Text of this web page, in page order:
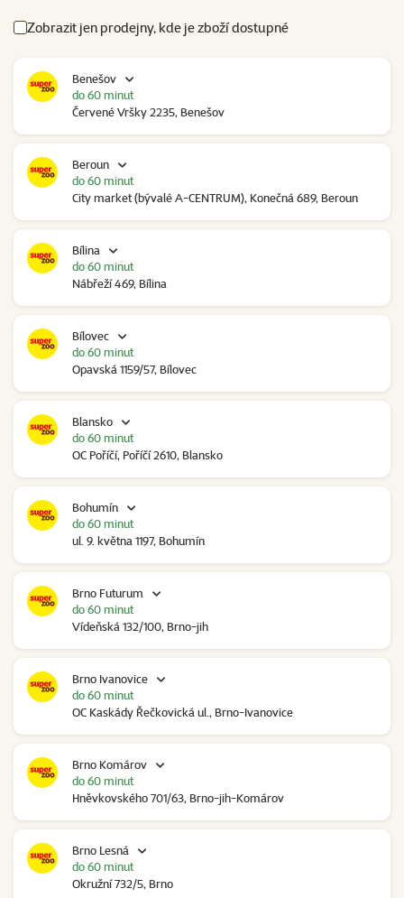
Zobrazit jen prodejny, kde je zboží dostupné
Benešov
Červené Vršky 2235, Benešov
do 60 minut
Beroun
City market (bývalé A-CENTRUM), Konečná 689, Beroun
do 60 minut
Bílina
Nábřeží 469, Bílina
do 60 minut
Bílovec
Opavská 1159/57, Bílovec
do 60 minut
Blansko
OC Poříčí, Poříčí 2610, Blansko
do 60 minut
Bohumín
ul. 9. května 1197, Bohumín
do 60 minut
Brno Futurum
Vídeňská 132/100, Brno-jih
do 60 minut
Brno Ivanovice
OC Kaskády Řečkovická ul., Brno-Ivanovice
do 60 minut
Brno Komárov
Hněvkovského 701/63, Brno-jih-Komárov
do 60 minut
Brno Lesná
Okružní 732/5, Brno
do 60 minut